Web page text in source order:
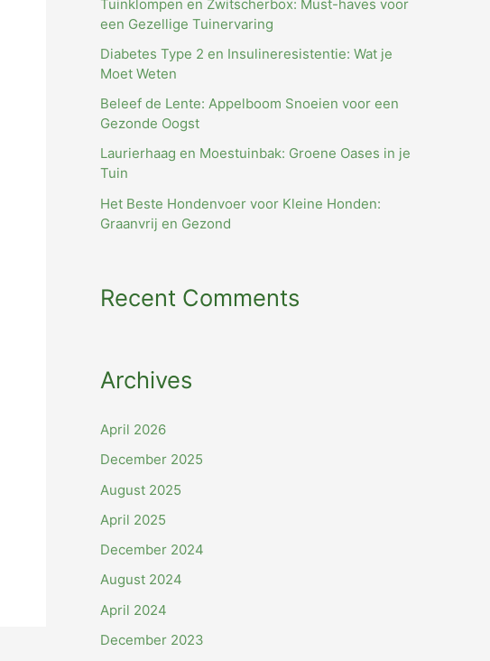
Tuinklompen en Zwitscherbox: Must-haves voor
een Gezellige Tuinervaring
Diabetes Type 2 en Insulineresistentie: Wat je
Moet Weten
Beleef de Lente: Appelboom Snoeien voor een
Gezonde Oogst
Laurierhaag en Moestuinbak: Groene Oases in je
Tuin
Het Beste Hondenvoer voor Kleine Honden:
Graanvrij en Gezond
Recent Comments
Archives
April 2026
December 2025
August 2025
April 2025
December 2024
August 2024
April 2024
December 2023